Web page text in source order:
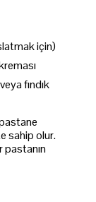
için)
fındık
sahip olur.